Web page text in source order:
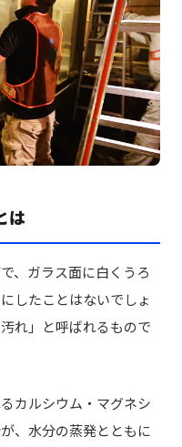
は
、ガラス面に白くうろ
したことはないでしょ
れ」と呼ばれるもので
カルシウム・マグネシ
、水分の蒸発とともに